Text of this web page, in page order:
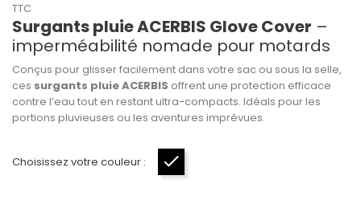
TTC
Surgants pluie ACERBIS Glove Cover –
imperméabilité nomade pour motards
Conçus pour glisser facilement dans votre sac ou sous la selle,
ces surgants pluie ACERBIS offrent une protection efficace
contre l’eau tout en restant ultra-compacts. Idéals pour les
portions pluvieuses ou les aventures imprévues.
Choisissez votre couleur :